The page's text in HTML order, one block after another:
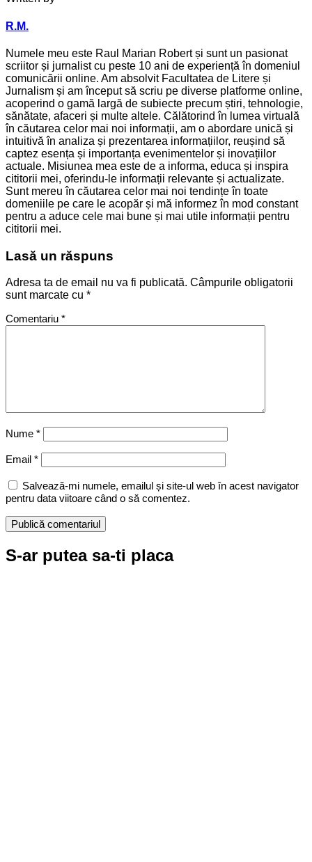
R.M.
Numele meu este Raul Marian Robert și sunt un pasionat
scriitor și jurnalist cu peste 10 ani de experiență în domeniul
comunicării online. Am absolvit Facultatea de Litere și
Jurnalism și am început să scriu pe diverse platforme online,
acoperind o gamă largă de subiecte precum știri, tehnologie,
sănătate, afaceri și multe altele. Călătorind în lumea virtuală
în căutarea celor mai noi informații, am o abordare unică și
intuitivă în analiza și prezentarea informațiilor, reușind să
captez esența și importanța evenimentelor și inovațiilor
actuale. Misiunea mea este de a informa, educa și inspira
cititorii mei, oferindu-le informații relevante și actualizate.
Sunt mereu în căutarea celor mai noi tendințe în toate
domeniile pe care le acopăr și mă informez în mod constant
pentru a aduce cele mai bune și mai utile informații pentru
cititorii mei.
Lasă un răspuns
Adresa ta de email nu va fi publicată. Câmpurile obligatorii
sunt marcate cu *
Comentariu *
Nume *
Email *
Salvează-mi numele, emailul și site-ul web în acest navigator
pentru data viitoare când o să comentez.
S-ar putea sa-ti placa